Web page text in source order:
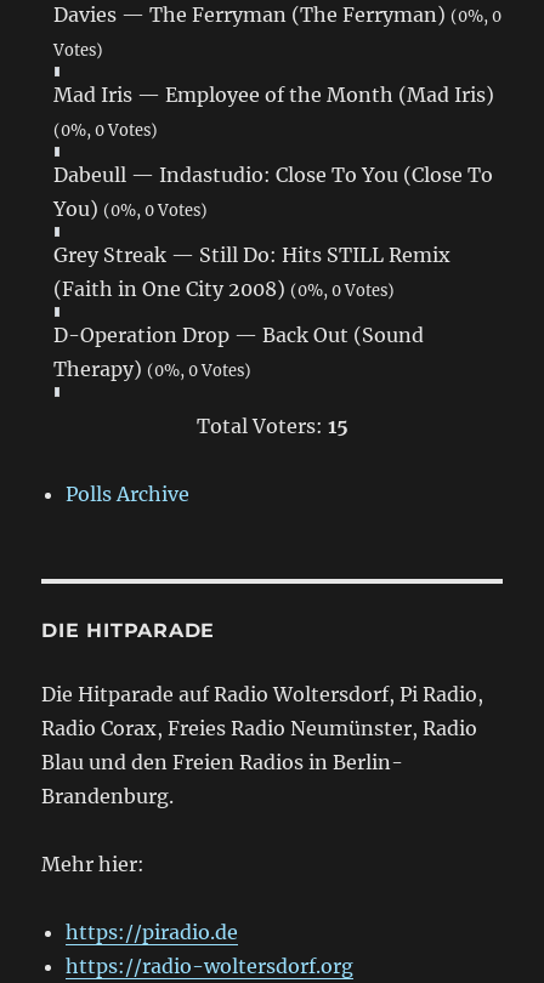
Davies — The Ferryman (The Ferryman) (0%, 0
Votes)
Mad Iris — Employee of the Month (Mad Iris)
(0%, 0 Votes)
Dabeull — Indastudio: Close To You (Close To
You) (0%, 0 Votes)
Grey Streak — Still Do: Hits STILL Remix
(Faith in One City 2008) (0%, 0 Votes)
D-Operation Drop — Back Out (Sound
Therapy) (0%, 0 Votes)
Total Voters: 15
Polls Archive
DIE HITPARADE
Die Hitparade auf Radio Woltersdorf, Pi Radio,
Radio Corax, Freies Radio Neumünster, Radio
Blau und den Freien Radios in Berlin-
Brandenburg.
Mehr hier:
https://piradio.de
https://radio-woltersdorf.org